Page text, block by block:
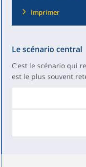
Imprimer
Le scénario central
C'est le scénario qui
est le plus souvent